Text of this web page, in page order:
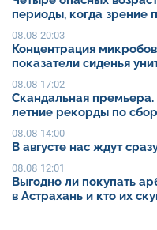
периоды, когда зрение
08.08 20:03
Концентрация
показатели сиденья
08.08 17:02
Скандальная
летние рекорды по
08.08 14:00
В августе нас ждут
08.08 12:01
Выгодно ли покупать
в Астрахань и кто их